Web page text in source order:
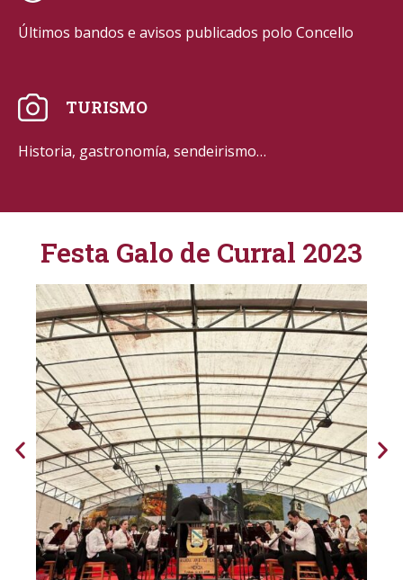
Últimos bandos e avisos publicados polo Concello
TURISMO
Historia, gastronomía, sendeirismo…
Festa Galo de Curral 2023